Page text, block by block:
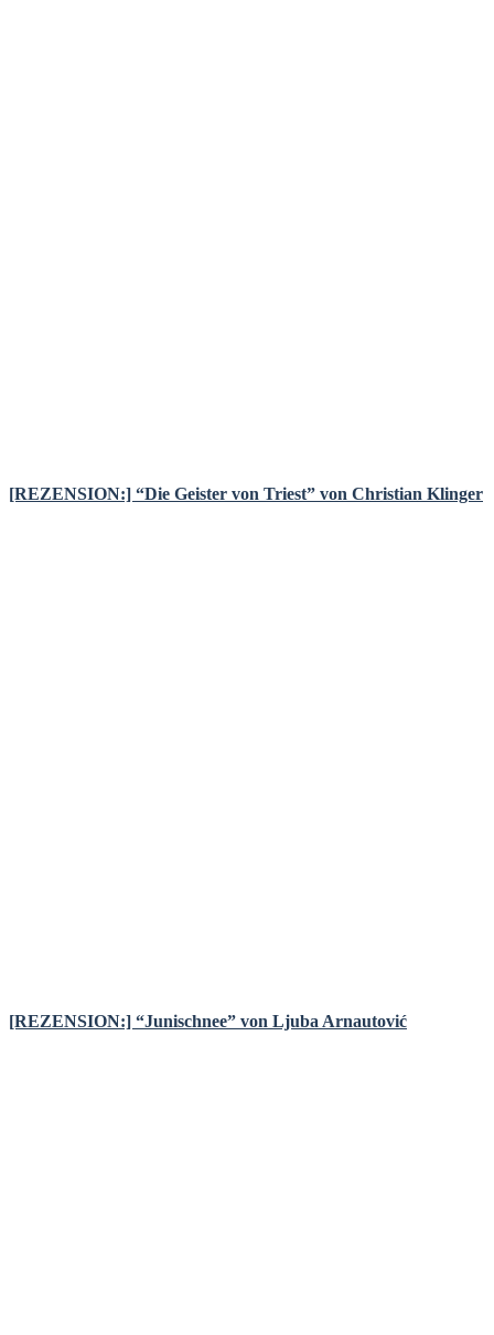
[REZENSION:] “Die Geister von Triest” von Christian Klinger
[REZENSION:] “Junischnee” von Ljuba Arnautović